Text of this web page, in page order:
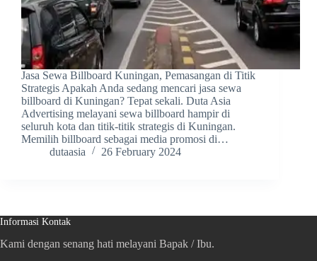
Jasa Sewa Billboard Kuningan, Pemasangan di Titik
Strategis Apakah Anda sedang mencari jasa sewa
billboard di Kuningan? Tepat sekali. Duta Asia
Advertising melayani sewa billboard hampir di
seluruh kota dan titik-titik strategis di Kuningan.
Memilih billboard sebagai media promosi di…
dutaasia
26 February 2024
Informasi Kontak
Kami dengan senang hati melayani Bapak / Ibu.